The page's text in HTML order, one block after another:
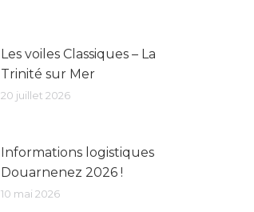
Les voiles Classiques – La
Trinité sur Mer
20 juillet 2026
Informations logistiques
Douarnenez 2026 !
10 mai 2026